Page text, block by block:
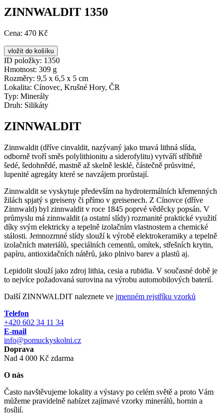
ZINNWALDIT 1350
Cena: 470 Kč
ID položky: 1350
Hmotnost: 309 g
Rozměry: 9,5 x 6,5 x 5 cm
Lokalita: Cínovec, Krušné Hory, ČR
Typ: Minerály
Druh: Silikáty
ZINNWALDIT
Zinnwaldit (dříve cinvaldit, nazývaný jako tmavá lithná slída,
odborně tvoří směs polylithionitu a siderofylitu) vytváří stříbřitě
šedé, šedohnědé, mastně až skelně lesklé, částečně průsvitné,
lupenité agregáty které se navzájem prorůstají.
Zinnwaldit se vyskytuje především na hydrotermálních křemenných
žilách spjatý s greiseny či přímo v greisenech. Z Cínovce (dříve
Zinnwald) byl zinnwaldit v roce 1845 poprvé věděcky popsán. V
průmyslu má zinnwaldit (a ostatní slídy) rozmanité praktické využití
díky svým elektricky a tepelně izolačním vlastnostem a chemické
stálosti. Jemnozrnné slídy slouží k výrobě elektrokeramiky a tepelně
izolačních materiálů, speciálních cementů, omítek, střešních krytin,
papíru, antioxidačních nátěrů, jako plnivo barev a plastů aj.
Lepidolit slouží jako zdroj lithia, cesia a rubidia. V současné době je
to nejvíce požadovaná surovina na výrobu automobilových baterií.
Další ZINNWALDIT naleznete ve jmenném rejstříku vzorků
Telefon
+420 602 34 11 34
E-mail
info@pomuckyskolni.cz
Doprava
Nad 4 000 Kč zdarma
O nás
Často navštěvujeme lokality a výstavy po celém světě a proto Vám
můžeme pravidelně nabízet zajímavé vzorky minerálů, hornin a
fosílií.